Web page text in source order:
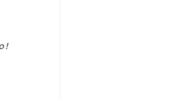
!